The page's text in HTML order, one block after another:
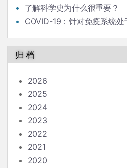
了解科学史为什么很重要？
COVID-19：针对免疫系统
归档
2026
2025
2024
2023
2022
2021
2020